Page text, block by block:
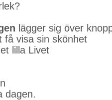
lägger sig över
få visa sin skönhet
lilla Livet
dagen.